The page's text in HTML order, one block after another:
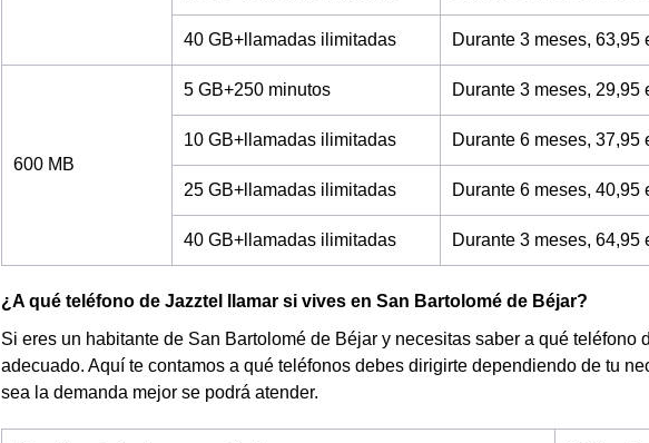
40 GB+llamadas ilimitadas Durante 3 meses, 63,95
600 MB
5 GB+250 minutos Durante 3 meses, 29,95
10 GB+llamadas ilimitadas Durante 6 meses, 37,95
25 GB+llamadas ilimitadas Durante 6 meses, 40,95
40 GB+llamadas ilimitadas Durante 3 meses, 64,95
¿A qué teléfono de Jazztel llamar si vives en San Bartolomé de Béjar?
Si eres un habitante de San Bartolomé de Béjar y necesitas saber a qué teléfono
adecuado. Aquí te contamos a qué teléfonos debes dirigirte dependiendo de tu
sea la demanda mejor se podrá atender.